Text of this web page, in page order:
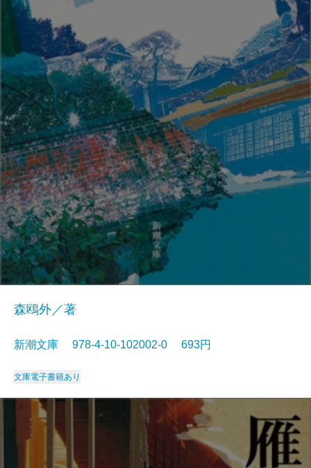
森鴎外／著
新潮文庫 978-4-10-102002-0 693円
文庫電子書籍あり